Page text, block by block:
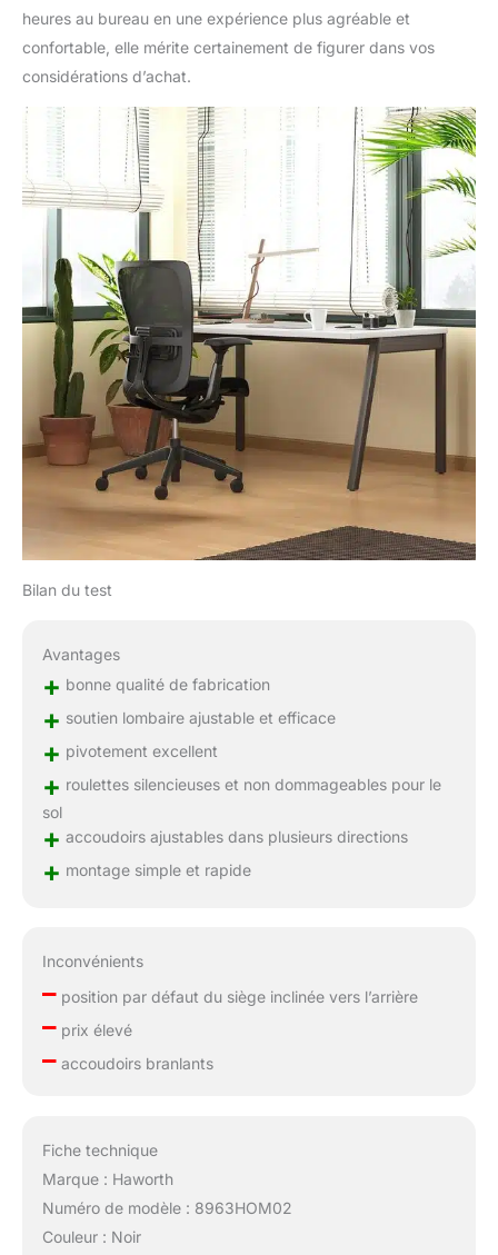
heures au bureau en une expérience plus agréable et
confortable, elle mérite certainement de figurer dans vos
considérations d’achat.
Bilan du test
Avantages
+ bonne qualité de fabrication
+ soutien lombaire ajustable et efficace
+ pivotement excellent
+ roulettes silencieuses et non dommageables pour le
sol
+ accoudoirs ajustables dans plusieurs directions
+ montage simple et rapide
Inconvénients
–position par défaut du siège inclinée vers l’arrière
–prix élevé
–accoudoirs branlants
Fiche technique
Marque : Haworth
Numéro de modèle : 8963HOM02
Couleur : Noir